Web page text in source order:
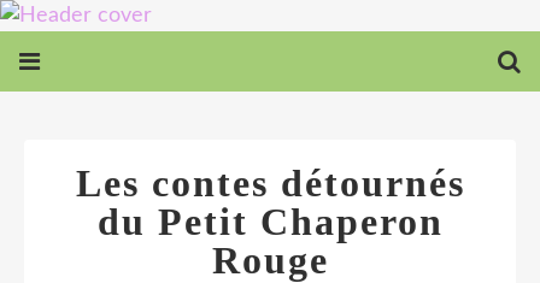
Les contes détournés
du Petit Chaperon
Rouge